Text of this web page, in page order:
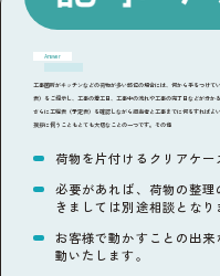
Answer
工事箇所がキッチンなどの荷物が多い部位の場合には、何から手をつけ
表）をご提示し、工事の着工日、工事中の流れや工事の完了日などが分かる
さらに工程表（予定表）を確認しながら担当者と工事までに何をすれば
挨拶に伺うこともとても大切なことの一つです。その他
荷物を片付けるクリアケー
必要があれば、荷物の整
きましては別途相談となり
お客様で動かすことの出
動いたします。